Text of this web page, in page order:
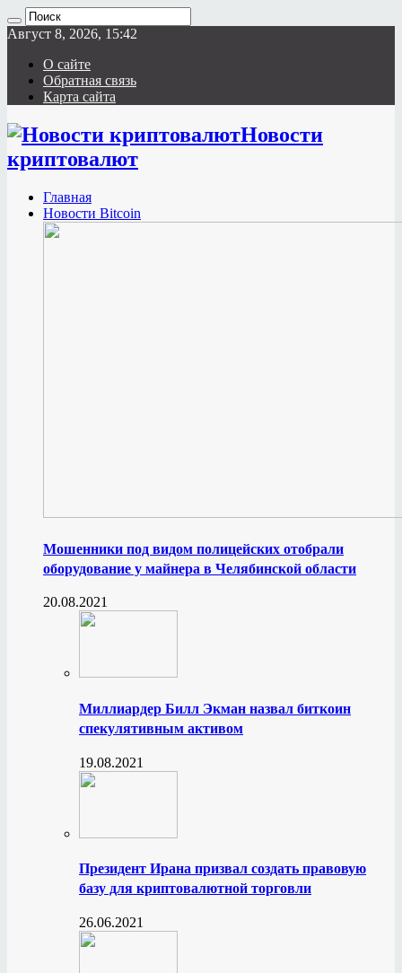
Август 8, 2026, 15:42
О сайте
Обратная связь
Карта сайта
Новости
криптовалют
Главная
Новости Bitcoin
Мошенники под видом полицейских отобрали
оборудование у майнера в Челябинской области
20.08.2021
Миллиардер Билл Экман назвал биткоин
спекулятивным активом
19.08.2021
Президент Ирана призвал создать правовую
базу для криптовалютной торговли
26.06.2021